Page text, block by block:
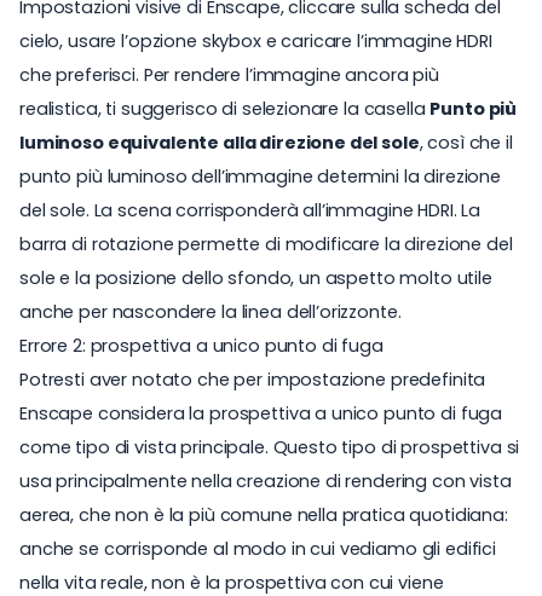
Impostazioni visive di Enscape, cliccare sulla scheda del
cielo, usare l’opzione skybox e caricare l’immagine HDRI
che preferisci. Per rendere l’immagine ancora più
realistica, ti suggerisco di selezionare la casella Punto più
luminoso equivalente alla direzione del sole, così che il
punto più luminoso dell’immagine determini la direzione
del sole. La scena corrisponderà all’immagine HDRI. La
barra di rotazione permette di modificare la direzione del
sole e la posizione dello sfondo, un aspetto molto utile
anche per nascondere la linea dell’orizzonte.
Errore 2: prospettiva a unico punto di fuga
Potresti aver notato che per impostazione predefinita
Enscape considera la prospettiva a unico punto di fuga
come tipo di vista principale. Questo tipo di prospettiva si
usa principalmente nella creazione di rendering con vista
aerea, che non è la più comune nella pratica quotidiana:
anche se corrisponde al modo in cui vediamo gli edifici
nella vita reale, non è la prospettiva con cui viene